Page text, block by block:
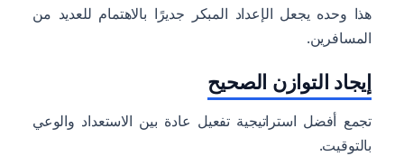
هذا وحده يجعل الإعداد المبكر جديرًا بالاهتمام للعديد من
المسافرين.
إيجاد التوازن الصحيح
تجمع أفضل استراتيجية تفعيل عادة بين الاستعداد والوعي
بالتوقيت.